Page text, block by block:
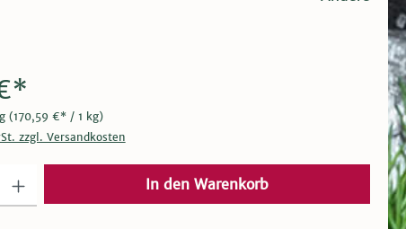
(170,59 €* / 1 kg)
zzgl. Versandkosten
Gib den gewünschten Wert ein oder benutze die Schaltflächen um die
In den Warenkorb